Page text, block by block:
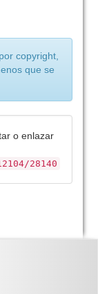
copyright,
que se
o enlazar
28140